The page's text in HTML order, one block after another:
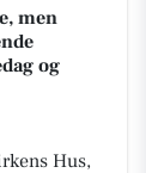
men
og
Hus,